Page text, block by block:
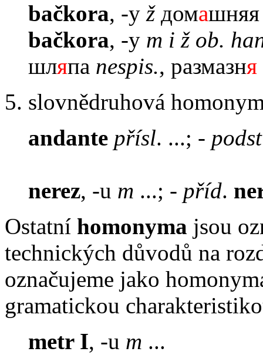
bačkora, -y žдомашняя
bačkora, -y m i ž ob.
шляпа nespis., размазня
5. slovnědruhová
andante přísl. ...; - podst
nerez, -u m ...; - příd.
Ostatní homonyma jsou
technických důvodů na
označujeme jako
gramatickou
metr I, -u m ...